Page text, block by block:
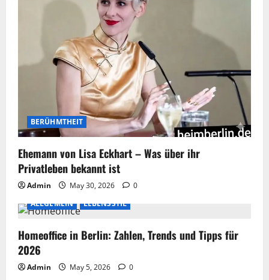
BERÜHMTHEIT
Ehemann von Lisa Eckhart – Was über ihr
Privatleben bekannt ist
Admin May 30, 2026
0
ALLGEMEIN
LEBENSSTIL
Homeoffice in Berlin: Zahlen, Trends und Tipps für
2026
Admin May 5, 2026 0